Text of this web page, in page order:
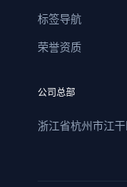
标签导航
荣誉资质
公司总部
浙江省杭州市江